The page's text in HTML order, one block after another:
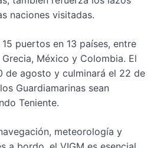
naciones visitadas.
puertos en 13 países, entre
México y Colombia. El
de agosto y culminará el 22 de
Guardiamarinas sean
Teniente.
meteorología y